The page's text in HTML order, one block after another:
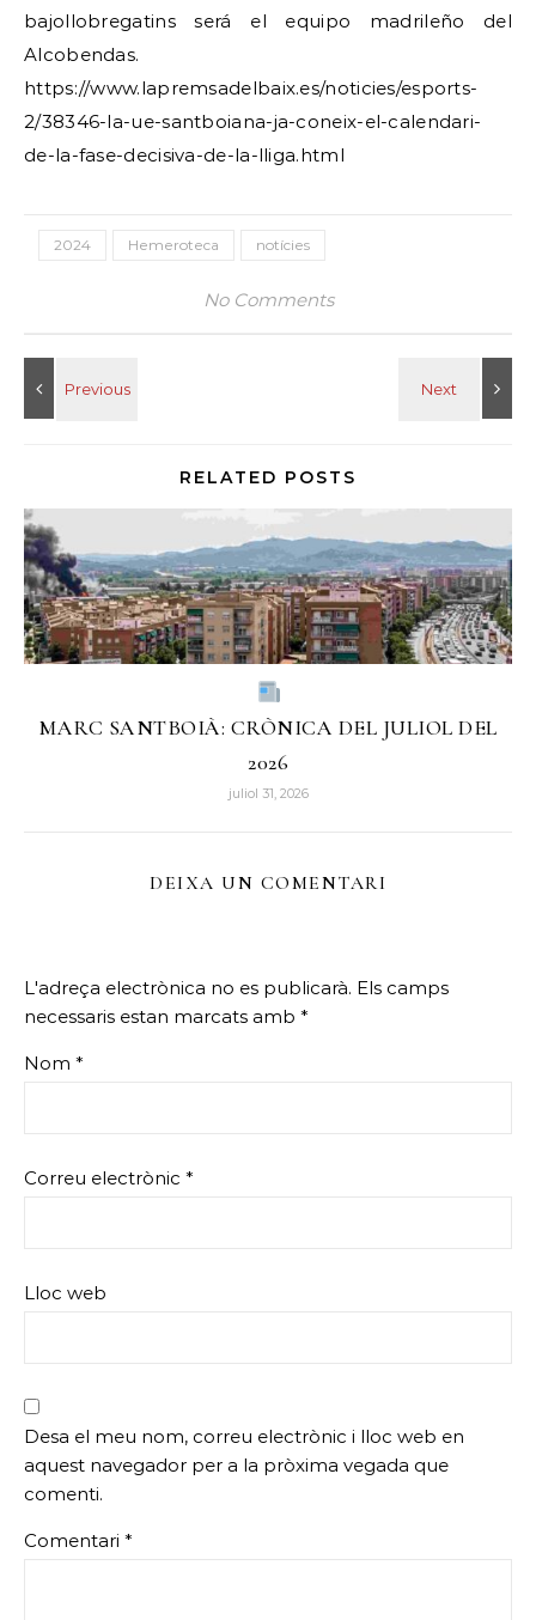
bajollobregatins será el equipo madrileño del
Alcobendas.
https://www.lapremsadelbaix.es/noticies/esports-
2/38346-la-ue-santboiana-ja-coneix-el-calendari-
de-la-fase-decisiva-de-la-lliga.html
2024 Hemeroteca notícies
No Comments
RELATED POSTS
MARC SANTBOIÀ: CRÒNICA DEL JULIOL DEL
2026
juliol 31, 2026
DEIXA UN COMENTARI
L'adreça electrònica no es publicarà. Els camps
necessaris estan marcats amb *
Nom *
Correu electrònic *
Lloc web
Desa el meu nom, correu electrònic i lloc web en
aquest navegador per a la pròxima vegada que
comenti.
Comentari *